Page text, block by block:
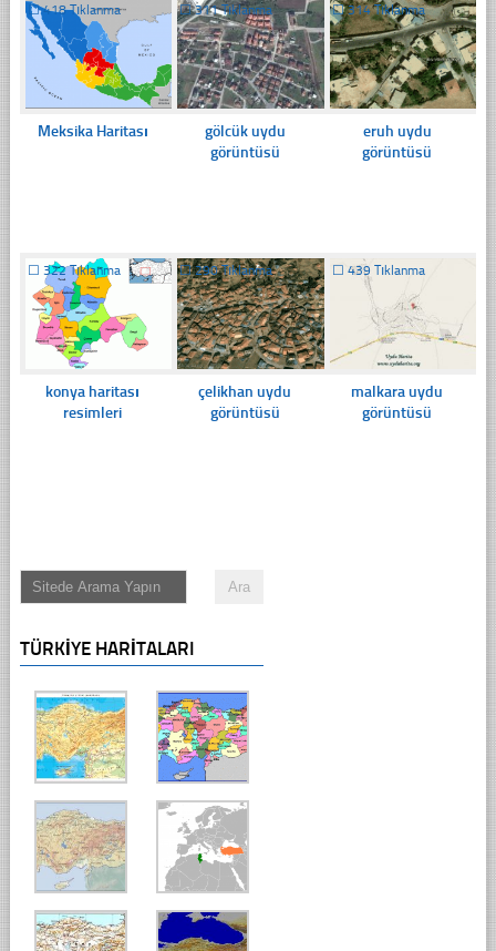
☐418 Tıklanma
Meksika Haritası
☐311 Tıklanma
gölcük uydu
görüntüsü
☐314 Tıklanma
eruh uydu
görüntüsü
☐ 322 Tıklanma
konya haritası
resimleri
☐290 Tıklanma
çelikhan uydu
görüntüsü
☐ 439 Tıklanma
malkara uydu
görüntüsü
TÜRKIYE HARITALARI